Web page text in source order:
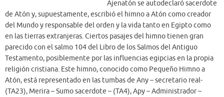
(TA10), Tutu – Chambelán – (TA8) y Mahu – Jefe de la guardia –
(TA9). La diferencia entre las distintas versiones es que en las dos
primeras eran los adoradores quienes llevaban a cabo la oración,
mientras que en las otras tres era dirigida por el rey. Se ha tomado
como base la versión de la tumba de Apy…
Hombes, sacerdotes y dioses